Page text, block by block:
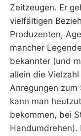
Zeitzeugen. Er
vielfältigen
Produzenten,
mancher
bekannter (und
allein die
Anregungen zum
kann man
bekommen, bei
Handumdrehen).